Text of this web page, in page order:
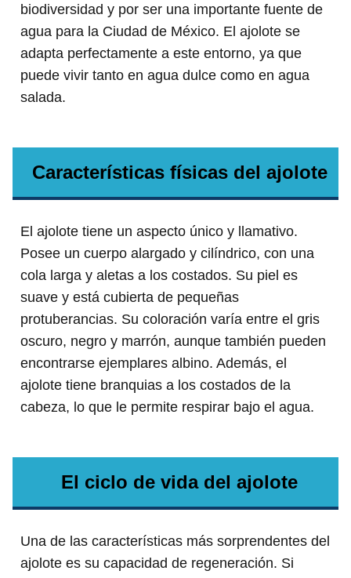
biodiversidad y por ser una importante fuente de
agua para la Ciudad de México. El ajolote se
adapta perfectamente a este entorno, ya que
puede vivir tanto en agua dulce como en agua
salada.
Características físicas del ajolote
El ajolote tiene un aspecto único y llamativo.
Posee un cuerpo alargado y cilíndrico, con una
cola larga y aletas a los costados. Su piel es
suave y está cubierta de pequeñas
protuberancias. Su coloración varía entre el gris
oscuro, negro y marrón, aunque también pueden
encontrarse ejemplares albino. Además, el
ajolote tiene branquias a los costados de la
cabeza, lo que le permite respirar bajo el agua.
El ciclo de vida del ajolote
Una de las características más sorprendentes del
ajolote es su capacidad de regeneración. Si